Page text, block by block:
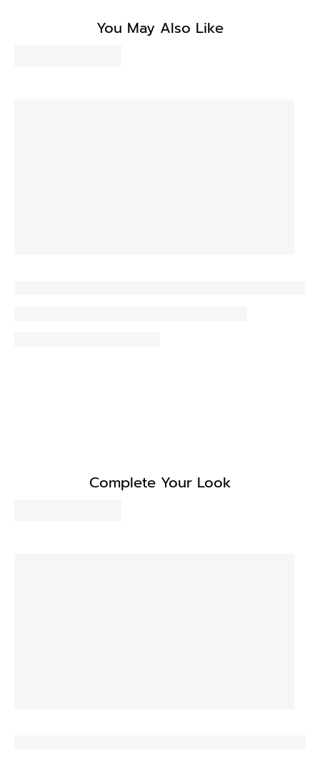
You May Also Like
Complete Your Look